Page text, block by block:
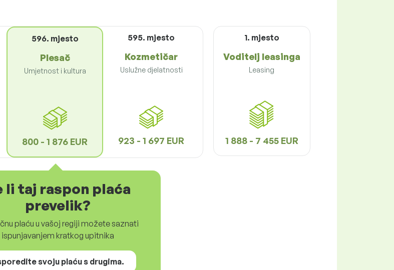
596. mjesto
Plesač
Umjetnost i kultura
800 - 1 876 EUR
595. mjesto
Kozmetičar
Uslužne djelatnosti
923 - 1 697 EUR
1. mjesto
Voditelj leasinga
Leasing
1 888 - 7 455 EUR
li taj raspon plaća
prevelik?
plaću u vašoj regiji možete saznati
ispunjavanjem kratkog upitnika
svoju plaću s drugima.